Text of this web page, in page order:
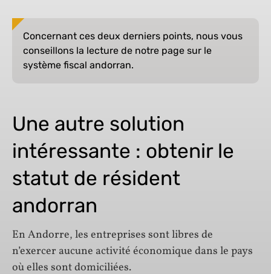
Concernant ces deux derniers points, nous vous
conseillons la lecture de notre page sur le
système fiscal andorran.
Une autre solution
intéressante : obtenir le
statut de résident
andorran
En Andorre, les entreprises sont libres de
n’exercer aucune activité économique dans le pays
où elles sont domiciliées.